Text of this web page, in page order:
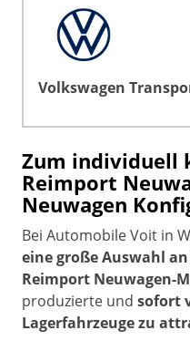
Volkswagen
Zum individuell
Reimport
Neuwagen
Bei Automobile Voit in
eine große Auswahl
Reimport Neuwagen-
produzierte und sofort
Lagerfahrzeuge zu